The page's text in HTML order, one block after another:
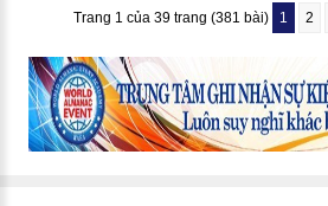
Trang 1 của 39 trang (381 bài) 1 2